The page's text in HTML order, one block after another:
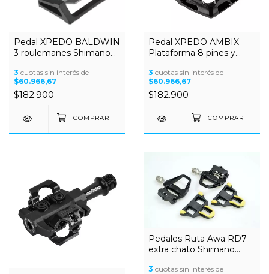
Pedal XPEDO BALDWIN
3 roulemanes Shimano
3 cuotas sin interés de
$60.966,67
$182.900
Pedal XPEDO AMBIX
Plataforma 8 pines y
Shimano compatible
3 cuotas sin interés de
$60.966,67
$182.900
Pedales Ruta Awa RD7
extra chato Shimano
3 cuotas sin interés de